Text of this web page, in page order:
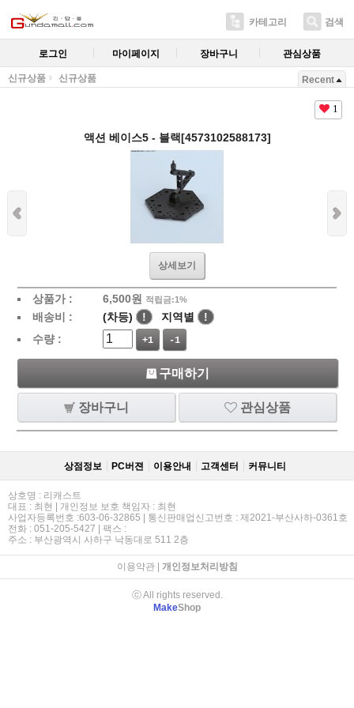
카테고리 검색
로그인 마이페이지 장바구니 관심상품
신규상품 신규상품 Recent
1
액션 베이스5 - 블랙[4573102588173]
상세보기
상품가 : 6,500원 적립금:1%
배송비 : (차등) ! 지역별
!
수량 :
+1 -1
구매하기
장바구니 관심상품
상점정보 PC버젼 이용안내 고객센터 커뮤니티
상호명 : 리캐스트
대표 : 최현 | 개인정보 보호 책임자 : 최현
사업자등록번호 :603-06-32865 | 통신판매업신고번호 : 제2021-부산사하-0361호
전화 : 051-205-5427 | 팩스 :
주소 : 부산광역시 사하구 낙동대로 511 2층
이용약관| 개인정보처리방침
ⓒ All rights reserved.
MakeShop